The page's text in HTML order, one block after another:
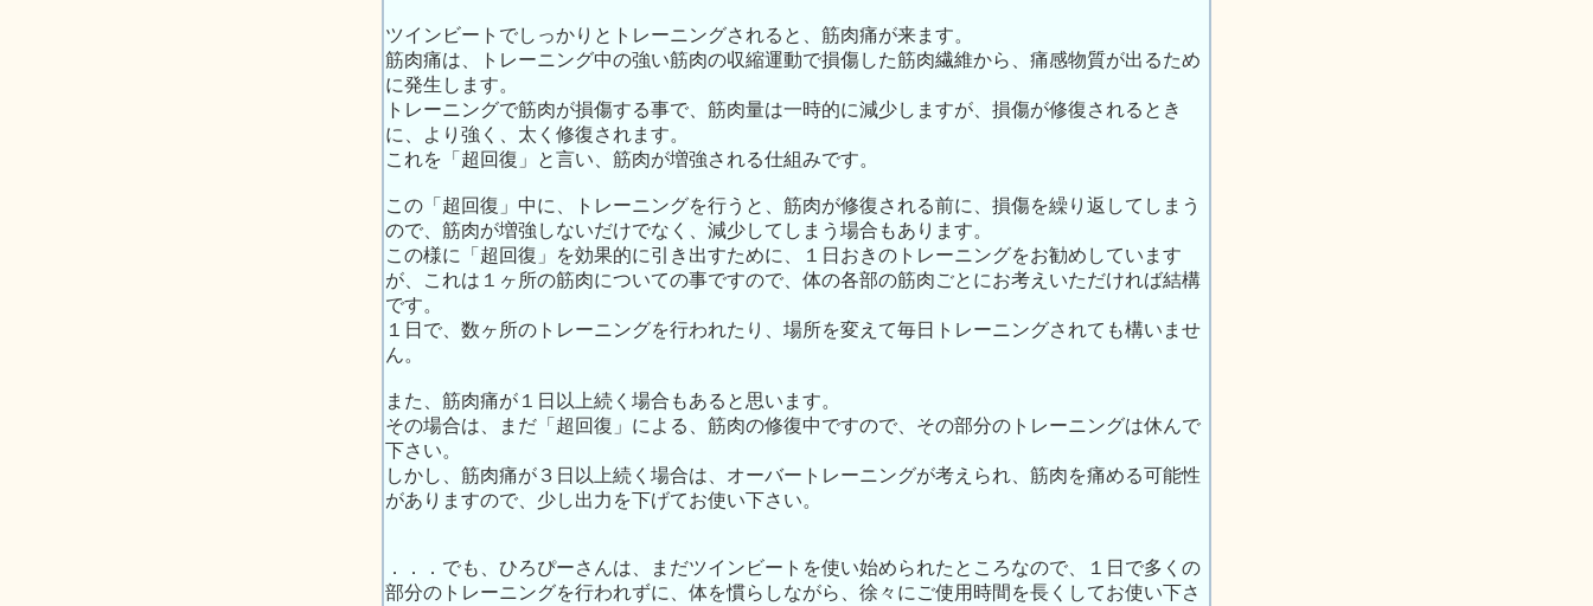
ツインビートでしっかりとトレーニングされると、筋肉痛が来ます。
筋肉痛は、トレーニング中の強い筋肉の収縮運動で損傷した筋肉繊維から、痛感物質が出るため
に発生します。
トレーニングで筋肉が損傷する事で、筋肉量は一時的に減少しますが、損傷が修復されるとき
に、より強く、太く修復されます。
これを「超回復」と言い、筋肉が増強される仕組みです。
この「超回復」中に、トレーニングを行うと、筋肉が修復される前に、損傷を繰り返してしまう
ので、筋肉が増強しないだけでなく、減少してしまう場合もあります。
この様に「超回復」を効果的に引き出すために、１日おきのトレーニングをお勧めしています
が、これは１ヶ所の筋肉についての事ですので、体の各部の筋肉ごとにお考えいただければ結構
です。
１日で、数ヶ所のトレーニングを行われたり、場所を変えて毎日トレーニングされても構いませ
ん。
また、筋肉痛が１日以上続く場合もあると思います。
その場合は、まだ「超回復」による、筋肉の修復中ですので、その部分のトレーニングは休んで
下さい。
しかし、筋肉痛が３日以上続く場合は、オーバートレーニングが考えられ、筋肉を痛める可能性
がありますので、少し出力を下げてお使い下さい。
．．．でも、ひろぴーさんは、まだツインビートを使い始められたところなので、１日で多くの
部分のトレーニングを行われずに、体を慣らしながら、徐々にご使用時間を長くしてお使い下さ